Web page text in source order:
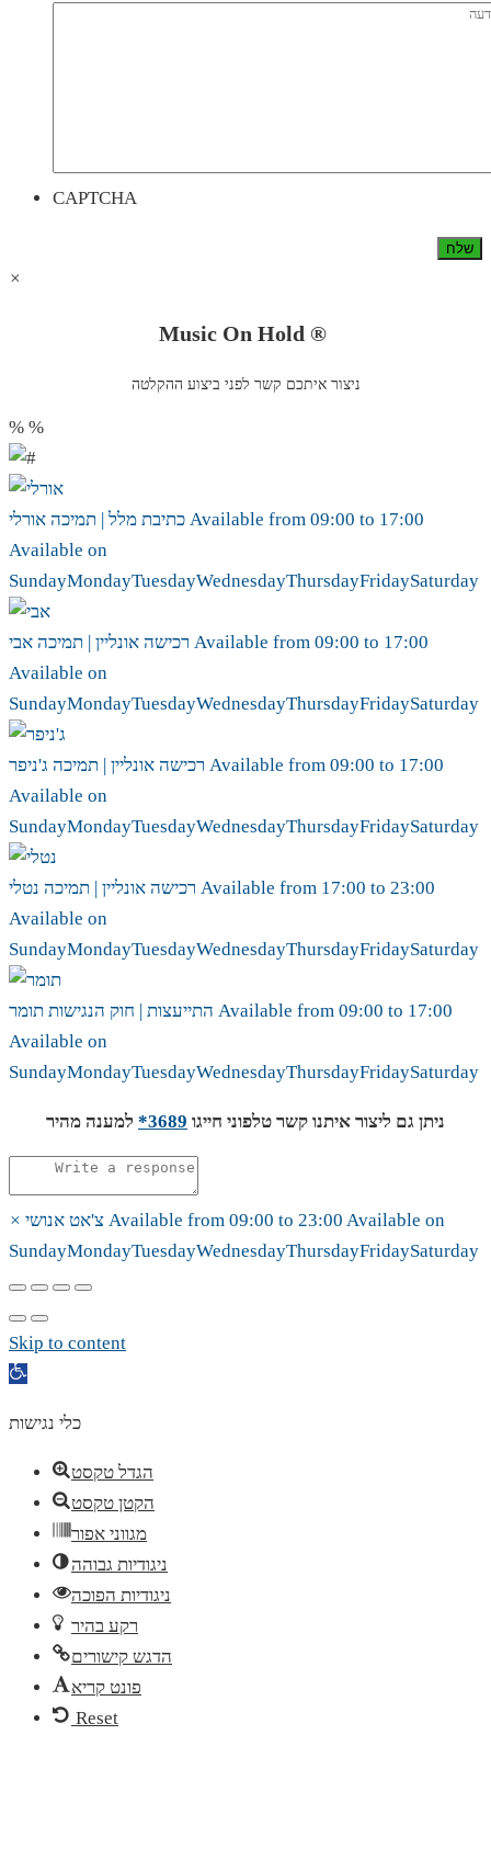
CAPTCHA
×
Music On Hold ®
ניצור איתכם קשר לפני ביצוע ההקלטה
% %
כתיבת מלל | תמיכה Available from 09:00 to 17:00
Available on
SundayMondayTuesdayWednesdayThursdayFridaySaturday
רכישה אונליין | תמיכה Available from 09:00 to 17:00
Available on
SundayMondayTuesdayWednesdayThursdayFridaySaturday
רכישה אונליין | תמיכה Available from 09:00 to 17:00
Available on
SundayMondayTuesdayWednesdayThursdayFridaySaturday
רכישה אונליין | תמיכה Available from 17:00 to 23:00
Available on
SundayMondayTuesdayWednesdayThursdayFridaySaturday
התייעצות | חוק הנגישות Available from 09:00 to 17:00
Available on
SundayMondayTuesdayWednesdayThursdayFridaySaturday
ניתן גם ליצור איתנו קשר טלפוני חייגו 3689* למענה מהיר
× צ'אט אנושי Available from 09:00 to 23:00 Available on
SundayMondayTuesdayWednesdayThursdayFridaySaturday
Skip to content
Open
כלי נגישות
הגדל טקסט
הקטן טקסט
מגווני אפור
ניגודיות גבוהה
ניגודיות הפוכה
רקע בהיר
הדגש קישורים
פונט קריא
Reset